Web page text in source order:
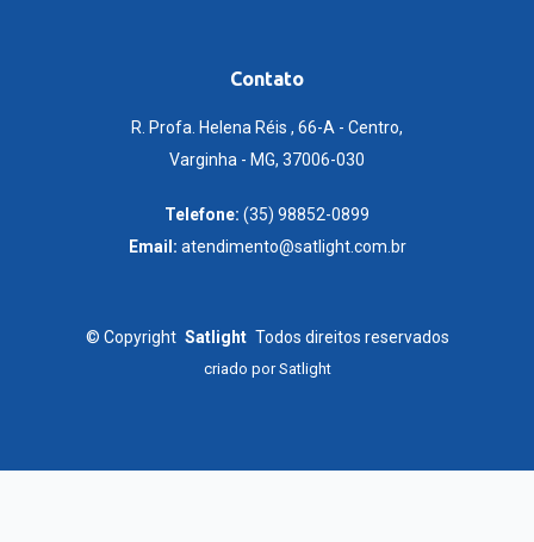
Contato
R. Profa. Helena Réis , 66-A - Centro,
Varginha - MG, 37006-030
Telefone: (35) 98852-0899
Email: atendimento@satlight.com.br
© Copyright Satlight Todos direitos reservados
criado porSatlight